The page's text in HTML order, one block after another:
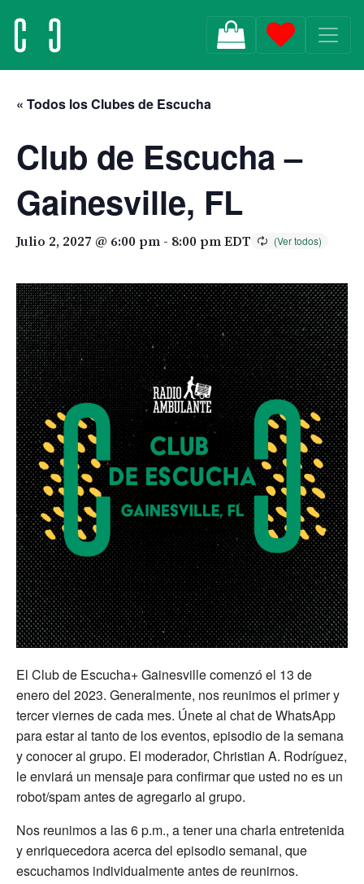
MAIN NAVIGATION
« Todos los Clubes de Escucha
Club de Escucha –
Gainesville, FL
Julio 2, 2027 @ 6:00 pm - 8:00 pmEDT
El Club de Escucha+ Gainesville comenzó el 13 de
enero del 2023. Generalmente, nos reunimos el primer y
tercer viernes de cada mes. Únete al chat de WhatsApp
para estar al tanto de los eventos, episodio de la semana
y conocer al grupo. El moderador, Christian A. Rodríguez,
le enviará un mensaje para confirmar que usted no es un
robot/spam antes de agregarlo al grupo.
Nos reunimos a las 6 p.m., a tener una charla entretenida
y enriquecedora acerca del episodio semanal, que
escuchamos individualmente antes de reunirnos.